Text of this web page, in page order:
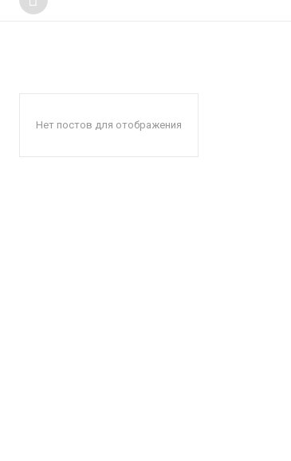
Нет постов для отображения